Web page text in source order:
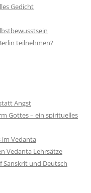
Gedicht
teilnehmen?
Angst
Gottes – ein spirituelles
im Vedanta
Vedanta Lehrsätze
Sanskrit und Deutsch